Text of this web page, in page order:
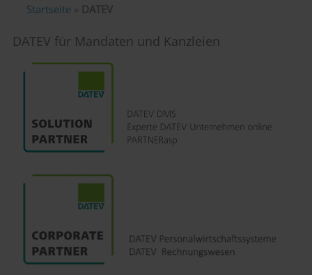
Startseite DATEV
DATEV für Mandaten und Kanzleien